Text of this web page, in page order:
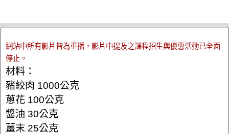
網站中所有影片皆為重播，影片中提及之課程招生與優惠活動已全面
停止。
材料：
豬絞肉 1000公克
蔥花 100公克
醬油 30公克
薑末 25公克